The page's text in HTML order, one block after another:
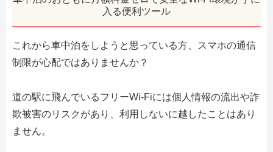
入る便利ツール
これから車中泊をしようと思っている方、スマホの通信
制限が心配ではありませんか？
道の駅に飛んでいるフリーWi-Fiには個人情報の流出や詐
欺被害のリスクがあり、利用しないに越したことはあり
ません。